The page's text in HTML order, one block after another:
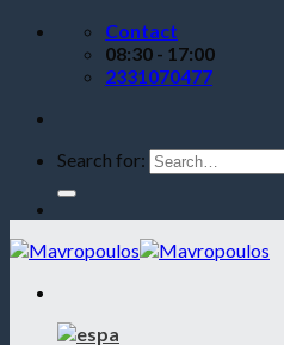
Contact
08:30 - 17:00
2331070477
Search for: